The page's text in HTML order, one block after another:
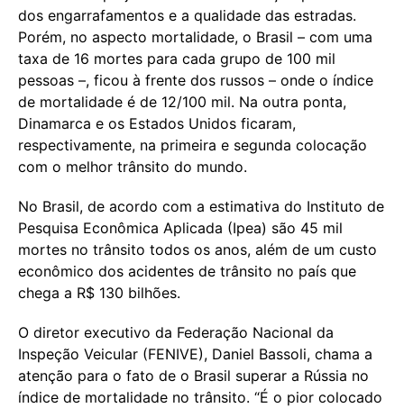
dos engarrafamentos e a qualidade das estradas.
Porém, no aspecto mortalidade, o Brasil – com uma
taxa de 16 mortes para cada grupo de 100 mil
pessoas –, ficou à frente dos russos – onde o índice
de mortalidade é de 12/100 mil. Na outra ponta,
Dinamarca e os Estados Unidos ficaram,
respectivamente, na primeira e segunda colocação
com o melhor trânsito do mundo.
No Brasil, de acordo com a estimativa do Instituto de
Pesquisa Econômica Aplicada (Ipea) são 45 mil
mortes no trânsito todos os anos, além de um custo
econômico dos acidentes de trânsito no país que
chega a R$ 130 bilhões.
O diretor executivo da Federação Nacional da
Inspeção Veicular (FENIVE), Daniel Bassoli, chama a
atenção para o fato de o Brasil superar a Rússia no
índice de mortalidade no trânsito. “É o pior colocado